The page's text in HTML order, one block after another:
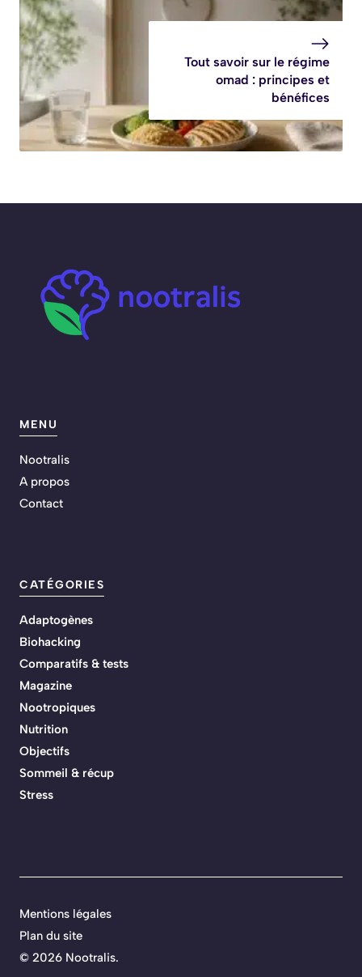
Tout savoir sur le régime
omad : principes et
bénéfices
MENU
Nootralis
A propos
Contact
CATÉGORIES
Adaptogènes
Biohacking
Comparatifs & tests
Magazine
Nootropiques
Nutrition
Objectifs
Sommeil & récup
Stress
© 2026 Nootralis.
Mentions légales
Plan du site